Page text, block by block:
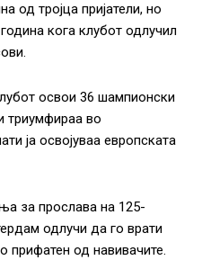
од тројца пријатели, но
кога клубот одлучил
освои 36 шампионски
триумфираа во
ја освојуваа европската
за прослава на 125-
одлучи да го врати
прифатен од навивачите.